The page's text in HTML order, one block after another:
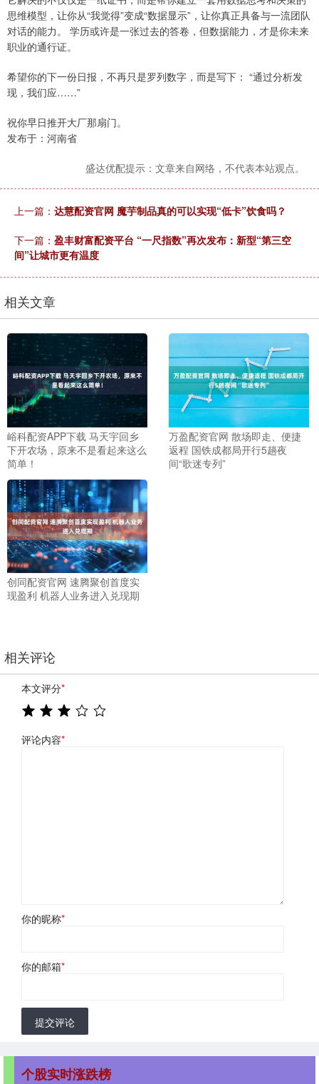
思维模型，让你从“我觉得”变成“数据显示”，让你真正具备与一流团队
对话的能力。 学历或许是一张过去的答卷，但数据能力，才是你未来
职业的通行证。
希望你的下一份日报，不再只是罗列数字，而是写下： “通过分析发
现，我们应……”
祝你早日推开大厂那扇门。
发布于：河南省
盛达优配提示：文章来自网络，不代表本站观点。
上一篇： 达慧配资官网 魔芋制品真的可以实现“低卡”饮食吗？
下一篇： 盈丰财富配资平台 “一尺指数”再次发布：新型“第三空
间”让城市更有温度
相关文章
峪科配资APP下载 马天宇回乡
下开农场，原来不是看起来这么
简单！
万盈配资官网 散场即走、便捷
返程 国铁成都局开行5趟夜
间“歌迷专列”
创同配资官网 速腾聚创首度实
现盈利 机器人业务进入兑现期
相关评论
本文评分*
评论内容*
你的昵称*
你的邮箱*
提交评论
个股实时涨跌榜